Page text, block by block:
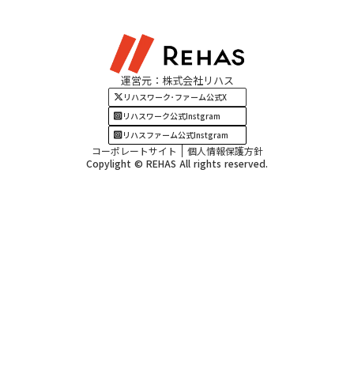
四国・九州エリア運営元：株式会社リハス
リハスワーク･ファーム公式X
リハスワーク公式Instgram
リハスファーム公式Instgram
コーポレートサイト
個人情報保護方針
Copylight © REHAS All rights reserved.